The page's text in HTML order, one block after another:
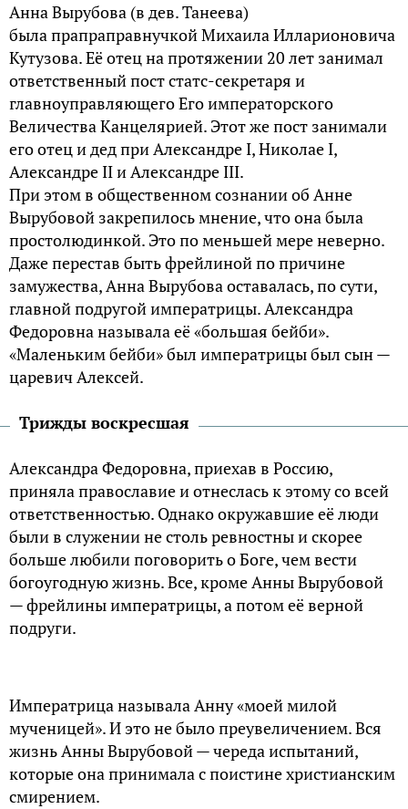
Анна Вырубова (в дев. Танеева)
была прапраправнучкой Михаила Илларионовича
Кутузова. Её отец на протяжении 20 лет занимал
ответственный пост статс-секретаря и
главноуправляющего Его императорского
Величества Канцелярией. Этот же пост занимали
его отец и дед при Александре I, Николае I,
Александре II и Александре III.
При этом в общественном сознании об Анне
Вырубовой закрепилось мнение, что она была
простолюдинкой. Это по меньшей мере неверно.
Даже перестав быть фрейлиной по причине
замужества, Анна Вырубова оставалась, по сути,
главной подругой императрицы. Александра
Федоровна называла её «большая бейби».
«Маленьким бейби» был императрицы был сын —
царевич Алексей.
Трижды воскресшая
Александра Федоровна, приехав в Россию,
приняла православие и отнеслась к этому со всей
ответственностью. Однако окружавшие её люди
были в служении не столь ревностны и скорее
больше любили поговорить о Боге, чем вести
богоугодную жизнь. Все, кроме Анны Вырубовой
— фрейлины императрицы, а потом её верной
подруги.
Императрица называла Анну «моей милой
мученицей». И это не было преувеличением. Вся
жизнь Анны Вырубовой — череда испытаний,
которые она принимала с поистине христианским
смирением.